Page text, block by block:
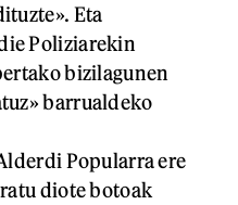
Eta
Poliziarekin
bizilagunen
barrualdeko
Popularra ere
diote botoak